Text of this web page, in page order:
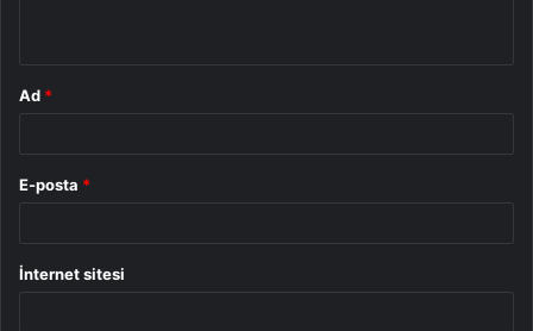
Ad *
E-posta *
İnternet sitesi